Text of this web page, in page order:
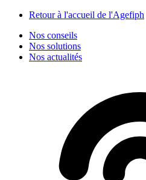
Retour à l'accueil de l'Agefiph
Nos conseils
Nos solutions
Nos actualités